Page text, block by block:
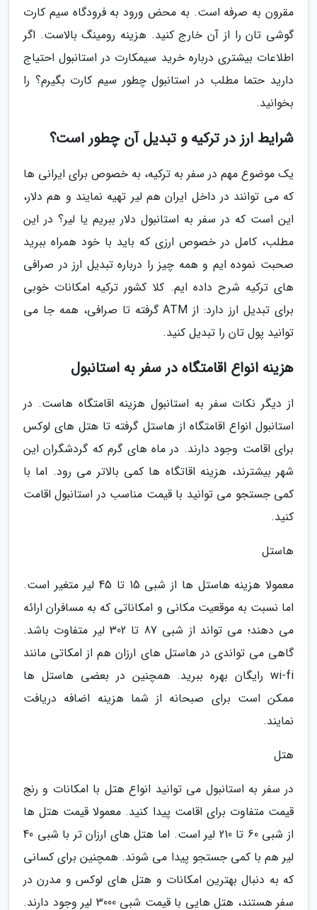
مقرون به صرفه است. به محض ورود به فرودگاه سیم کارت
گوشی تان را از آن خارج کنید. هزینه رومینگ بالاست. اگر
اطلاعات بیشتری درباره خرید سیمکارت در استانبول احتیاج
دارید حتما مطلب در استانبول چطور سیم کارت بگیرم؟ را
بخوانید.
شرایط ارز در ترکیه و تبدیل آن چطور است؟
یک موضوع مهم در سفر به ترکیه، به خصوص برای ایرانی ها
که می توانند در داخل ایران هم لیر تهیه نمایند و هم دلار،
این است که در سفر به استانبول دلار ببریم یا لیر؟ در این
مطلب، کامل در خصوص ارزی که باید با خود همراه ببرید
صحبت نموده ایم و همه چیز را درباره تبدیل ارز در صرافی
های ترکیه شرح داده ایم. کلا کشور ترکیه امکانات خوبی
برای تبدیل ارز دارد: از ATM گرفته تا صرافی، همه جا می
توانید پول تان را تبدیل کنید.
هزینه انواع اقامتگاه در سفر به استانبول
از دیگر نکات سفر به استانبول هزینه اقامتگاه هاست. در
استانبول انواع اقامتگاه از هاستل گرفته تا هتل های لوکس
برای اقامت وجود دارند. در ماه های گرم که گردشگران این
شهر بیشترند، هزینه اقاتگاه ها کمی بالاتر می رود. اما با
کمی جستجو می توانید با قیمت مناسب در استانبول اقامت
کنید.
هاستل
معمولا هزینه هاستل ها از شبی 15 تا 45 لیر متغیر است.
اما نسبت به موقعیت مکانی و امکاناتی که به مسافران ارائه
می دهند؛ می تواند از شبی 87 تا 302 لیر متفاوت باشد.
گاهی می تواندی در هاستل های ارزان هم از امکاتی مانند
wi-fi رایگان بهره ببرید. همچنین در بعضی هاستل ها
ممکن است برای صبحانه از شما هزینه اضافه دریافت
نمایند.
هتل
در سفر به استانبول می توانید انواع هتل با امکانات و رنج
قیمت متفاوت برای اقامت پیدا کنید. معمولا قیمت هتل ها
از شبی 60 تا 210 لیر است. اما هتل های ارزان تر با شبی 40
لیر هم با کمی جستجو پیدا می شوند. همچنین برای کسانی
که به دنبال بهترین امکانات و هتل های لوکس و مدرن در
سفر هستند، هتل هایی با قیمت شبی 3000 لیر وجود دارند.